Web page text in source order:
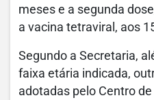
meses e a segunda
a vacina tetraviral, aos
Segundo a Secretaria,
faixa etária indicada,
adotadas pelo Centro